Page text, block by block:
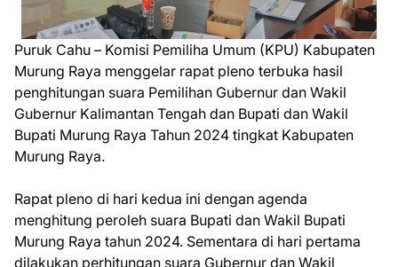
Puruk Cahu – Komisi Pemiliha Umum (KPU) Kabupaten
Murung Raya menggelar rapat pleno terbuka hasil
penghitungan suara Pemilihan Gubernur dan Wakil
Gubernur Kalimantan Tengah dan Bupati dan Wakil
Bupati Murung Raya Tahun 2024 tingkat Kabupaten
Murung Raya.
Rapat pleno di hari kedua ini dengan agenda
menghitung peroleh suara Bupati dan Wakil Bupati
Murung Raya tahun 2024. Sementara di hari pertama
dilakukan perhitungan suara Gubernur dan Wakil